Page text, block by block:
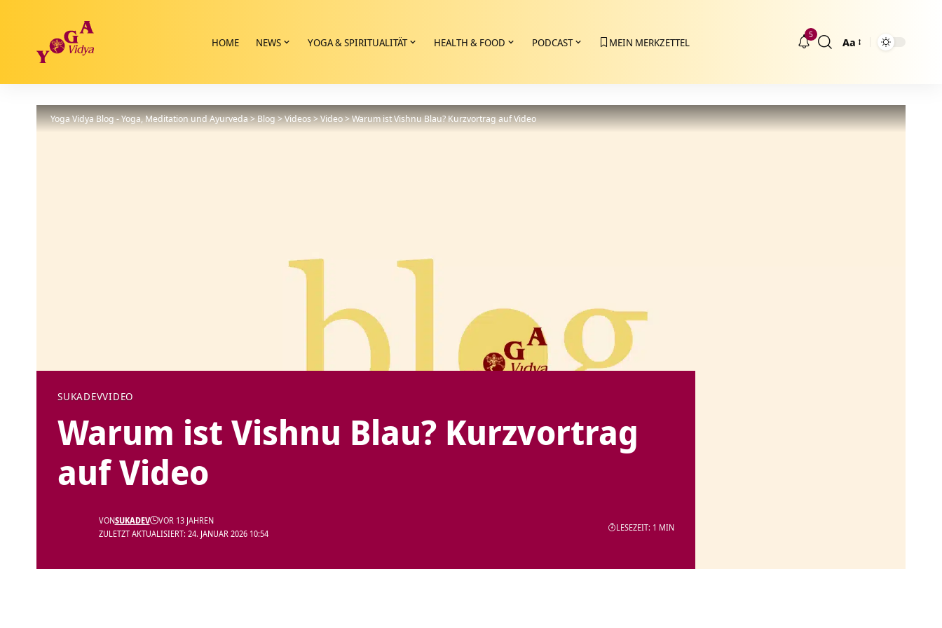
HOME NEWS YOGA & SPIRITUALITÄT HEALTH & FOOD PODCAST MEIN MERKZETTEL
5
Größenänderung
Aa
Yoga Vidya Blog - Yoga, Meditation und Ayurveda>Blog>Videos>Video>Warum ist Vishnu Blau? Kurzvortrag auf Video
SUKADEVVIDEO
Warum ist Vishnu Blau? Kurzvortrag
auf Video
ZULETZT AKTUALISIERT: 24. JANUAR 2026 10:54
VONSUKADEV VOR 13 JAHREN
LESEZEIT: 1 MIN